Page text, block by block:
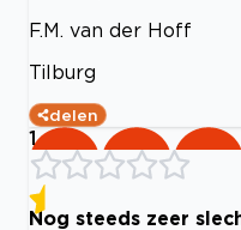
F.M. van der Hoff
Tilburg
delen
1
Nog steeds zeer